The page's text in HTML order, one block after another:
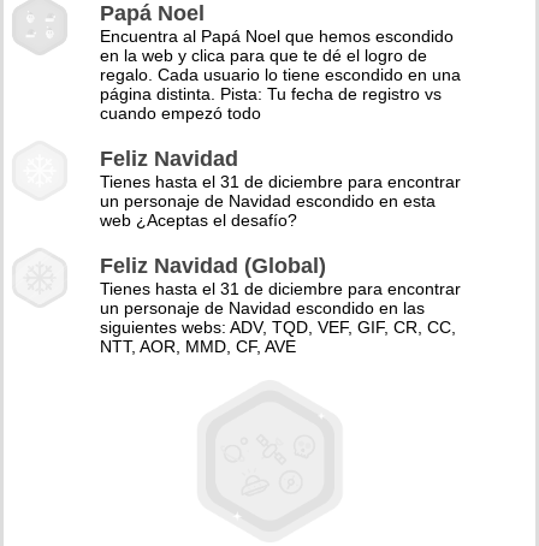
Papá Noel
Encuentra al Papá Noel que hemos escondido
en la web y clica para que te dé el logro de
regalo. Cada usuario lo tiene escondido en una
página distinta. Pista: Tu fecha de registro vs
cuando empezó todo
Feliz Navidad
Tienes hasta el 31 de diciembre para encontrar
un personaje de Navidad escondido en esta
web ¿Aceptas el desafío?
Feliz Navidad (Global)
Tienes hasta el 31 de diciembre para encontrar
un personaje de Navidad escondido en las
siguientes webs: ADV, TQD, VEF, GIF, CR, CC,
NTT, AOR, MMD, CF, AVE